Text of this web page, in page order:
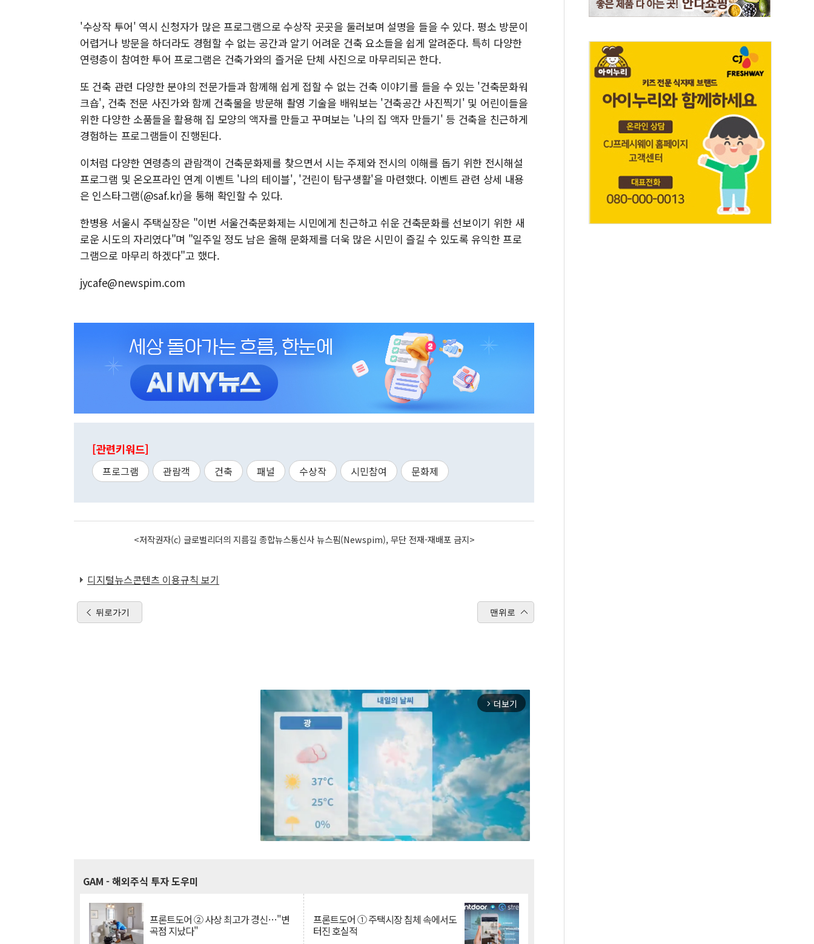
'수상작 투어' 역시 신청자가 많은 프로그램으로 수상작 곳곳을 둘러보며 설명을 들을 수 있다. 평소 방문이
어렵거나 방문을 하더라도 경험할 수 없는 공간과 알기 어려운 건축 요소들을 쉽게 알려준다. 특히 다양한
연령층이 참여한 투어 프로그램은 건축가와의 즐거운 단체 사진으로 마무리되곤 한다.
또 건축 관련 다양한 분야의 전문가들과 함께해 쉽게 접할 수 없는 건축 이야기를 들을 수 있는 '건축문화워
크숍', 건축 전문 사진가와 함께 건축물을 방문해 촬영 기술을 배워보는 '건축공간 사진찍기' 및 어린이들을
위한 다양한 소품들을 활용해 집 모양의 액자를 만들고 꾸며보는 '나의 집 액자 만들기' 등 건축을 친근하게
경험하는 프로그램들이 진행된다.
이처럼 다양한 연령층의 관람객이 건축문화제를 찾으면서 시는 주제와 전시의 이해를 돕기 위한 전시해설
프로그램 및 온오프라인 연계 이벤트 '나의 테이블', '건린이 탐구생활'을 마련했다. 이벤트 관련 상세 내용
은 인스타그램(@saf.kr)을 통해 확인할 수 있다.
한병용 서울시 주택실장은 "이번 서울건축문화제는 시민에게 친근하고 쉬운 건축문화를 선보이기 위한 새
로운 시도의 자리였다"며 "일주일 정도 남은 올해 문화제를 더욱 많은 시민이 즐길 수 있도록 유익한 프로
그램으로 마무리 하겠다"고 했다.
jycafe@newspim.com
[관련키워드]
프로그램 관람객 건축 패널 수상작 시민참여 문화제
<저작권자(c) 글로벌리더의 지름길 종합뉴스통신사 뉴스핌(Newspim), 무단 전재-재배포 금지>
디지털뉴스콘텐츠 이용규칙 보기
뒤로가기 맨위로
arrow_forward_ios 더보기
GAM - 해외주식 투자 도우미
프론트도어 ② 사상 최고가 경신…"변
곡점 지났다"
프론트도어 ① 주택시장 침체 속에서도
터진 호실적